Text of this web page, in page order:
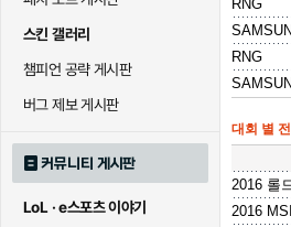
스킨 갤러리
챔피언 공략 게시판
버그 제보 게시판
커뮤니티 게시판
LoL · e스포츠 이야기
RNG
RNG
대회 별
2016 롤
2016 MSI